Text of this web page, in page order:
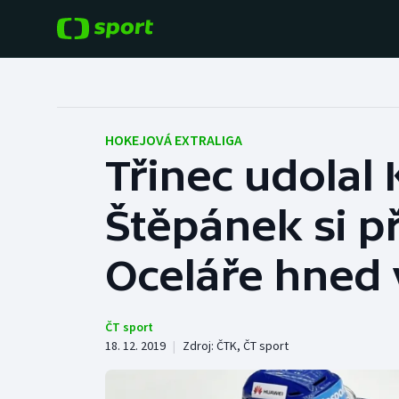
Hokej
Tenis
Atletika
Baseball a softbal
Basketbal
Biatlon
HOKEJOVÁ EXTRALIGA
Třinec udolal
Štěpánek si
Oceláře hned
ČT sport
18. 12. 2019 | Zdroj: ČTK, ČT sport